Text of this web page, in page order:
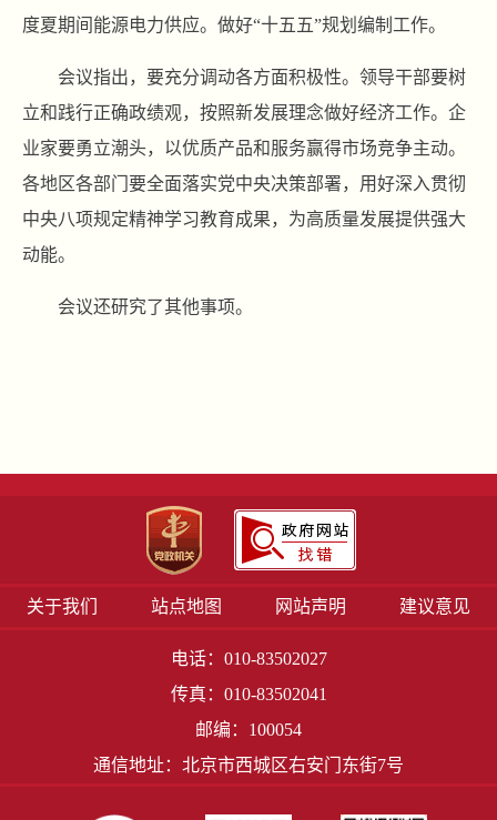
度夏期间能源电力供应。做好“十五五”规划编制工作。
会议指出，要充分调动各方面积极性。领导干部要树
立和践行正确政绩观，按照新发展理念做好经济工作。企
业家要勇立潮头，以优质产品和服务赢得市场竞争主动。
各地区各部门要全面落实党中央决策部署，用好深入贯彻
中央八项规定精神学习教育成果，为高质量发展提供强大
动能。
会议还研究了其他事项。
关于我们 站点地图 网站声明 建议意见
电话：010-83502027
传真：010-83502041
邮编：100054
通信地址：北京市西城区右安门东街7号